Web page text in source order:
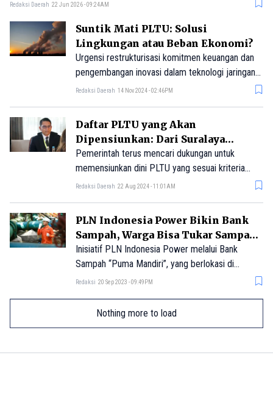
Redaksi Daerah 22 Jun 2026 - 09:24AM
Suntik Mati PLTU: Solusi
Lingkungan atau Beban Ekonomi?
Urgensi restrukturisasi komitmen keuangan dan
pengembangan inovasi dalam teknologi jaringan
listrik untuk mencapai tujuan energi terbarukan
Redaksi Daerah 14 Nov 2024 - 02:46PM
Daftar PLTU yang Akan
Dipensiunkan: Dari Suralaya
hingga Paiton
Pemerintah terus mencari dukungan untuk
memensiunkan dini PLTU yang sesuai kriteria
agar tidak menimbulkan gejolak seperti kenaikan
Redaksi Daerah 22 Aug 2024 - 11:01AM
PLN Indonesia Power Bikin Bank
Sampah, Warga Bisa Tukar Sampah
Dengan Sembako
Inisiatif PLN Indonesia Power melalui Bank
Sampah “Puma Mandiri”, yang berlokasi di
Kelurahan Lebak Gede, Kecamatan Pulomerak,
kebiasaan yang menjadi salah satu capaian
perubahan dalam Green Energy.
Redaksi 20 Sep 2023 - 09:49PM
Nothing more to load